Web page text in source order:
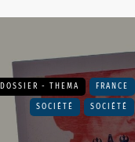
DOSSIER - THEMA FRANCE
SOCIÉTÉ SOCIÉTÉ